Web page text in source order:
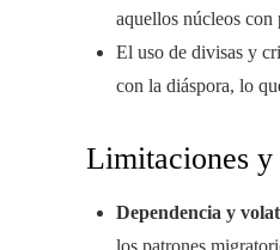
aquellos núcleos con
El uso de divisas y
con la diáspora, lo
Limitaciones y
Dependencia y
los patrones